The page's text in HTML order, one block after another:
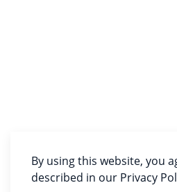
By using this website, you
described in our Privacy